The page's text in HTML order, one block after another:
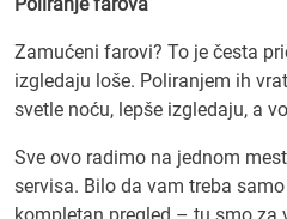
Zamućeni farovi? To je česta
izgledaju loše. Poliranjem ih
svetle noću, lepše izgledaju, a
Sve ovo radimo na jednom
servisa. Bilo da vam treba